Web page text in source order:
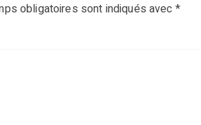
obligatoires sont indiqués avec *